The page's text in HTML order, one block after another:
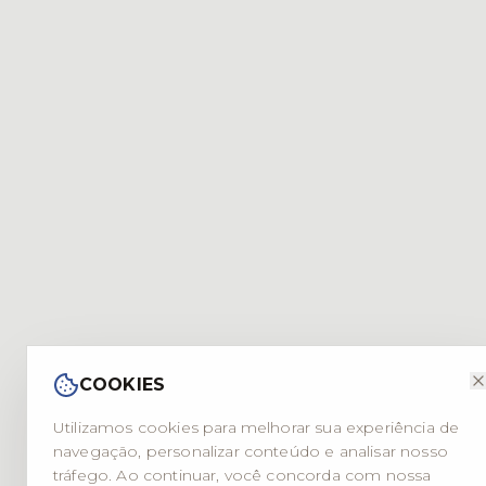
COOKIES
Utilizamos cookies para melhorar sua experiência de
navegação, personalizar conteúdo e analisar nosso
tráfego. Ao continuar, você concorda com nossa